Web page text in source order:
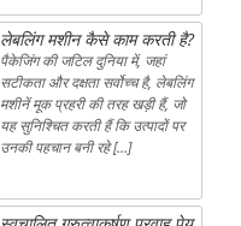
लेबलिंग मशीन कैसे काम करती है?
पैकेजिंग की जटिल दुनिया में, जहां
सटीकता और दक्षता सर्वोच्च है, लेबलिंग
मशीनें मूक प्रहरी की तरह खड़ी हैं, जो
यह सुनिश्चित करती हैं कि उत्पादों पर
उनकी पहचान बनी रहे […]